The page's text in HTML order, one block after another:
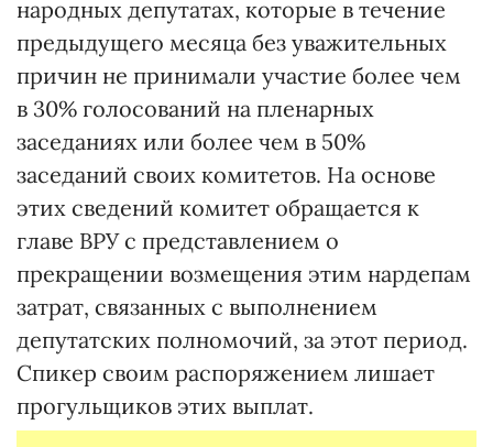
народных депутатах, которые в течение
предыдущего месяца без уважительных
причин не принимали участие более чем
в 30% голосований на пленарных
заседаниях или более чем в 50%
заседаний своих комитетов. На основе
этих сведений комитет обращается к
главе ВРУ с представлением о
прекращении возмещения этим нардепам
затрат, связанных с выполнением
депутатских полномочий, за этот период.
Спикер своим распоряжением лишает
прогульщиков этих выплат.